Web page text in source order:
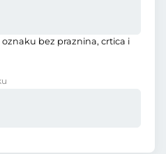
bez praznina, crtica i